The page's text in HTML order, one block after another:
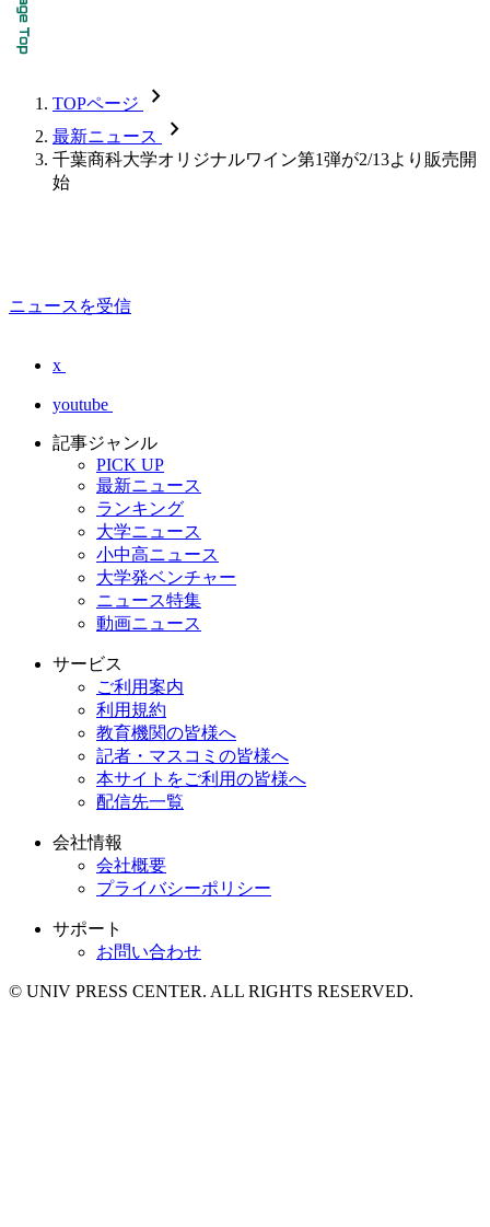
TOPページ chevron_forward
最新ニュース chevron_forward
千葉商科大学オリジナルワイン第1弾が2/13より販売開
始
ニュースを受信
x
youtube
記事ジャンル
PICK UP
最新ニュース
ランキング
大学ニュース
小中高ニュース
大学発ベンチャー
ニュース特集
動画ニュース
サービス
ご利用案内
利用規約
教育機関の皆様へ
記者・マスコミの皆様へ
本サイトをご利用の皆様へ
配信先一覧
会社情報
会社概要
プライバシーポリシー
サポート
お問い合わせ
© UNIV PRESS CENTER. ALL RIGHTS RESERVED.